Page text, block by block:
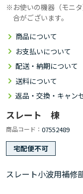
お使いの機器（モニ
合がございます。
商品について
お支払いについて
配送・納期について
送料について
返品・交換・キャン
スレート 棟
商品コード 07552489
宅配便不可
スレート小波用補修